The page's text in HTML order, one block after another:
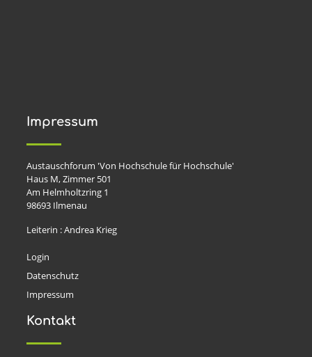
Impressum
Austauschforum 'Von Hochschule für Hochschule'
Haus M, Zimmer 501
Am Helmholtzring 1
98693 Ilmenau
Leiterin : Andrea Krieg
Login
Datenschutz
Impressum
Kontakt